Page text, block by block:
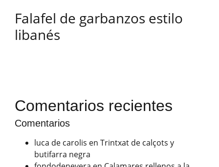
Falafel de garbanzos estilo
libanés
Comentarios recientes
Comentarios
luca de carolis en Trintxat de calçots y
butifarra negra